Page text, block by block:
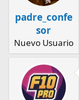
padre_confe
sor
Nuevo Usuario